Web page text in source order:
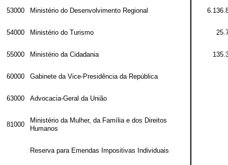
53000 Ministério do Desenvolvimento Regional
54000 Ministério do Turismo
55000 Ministério da Cidadania
60000 Gabinete da Vice-Presidência da República
63000 Advocacia-Geral da União
81000
Ministério da Mulher, da Família e dos Direitos
Humanos
Reserva para Emendas Impositivas Individuais